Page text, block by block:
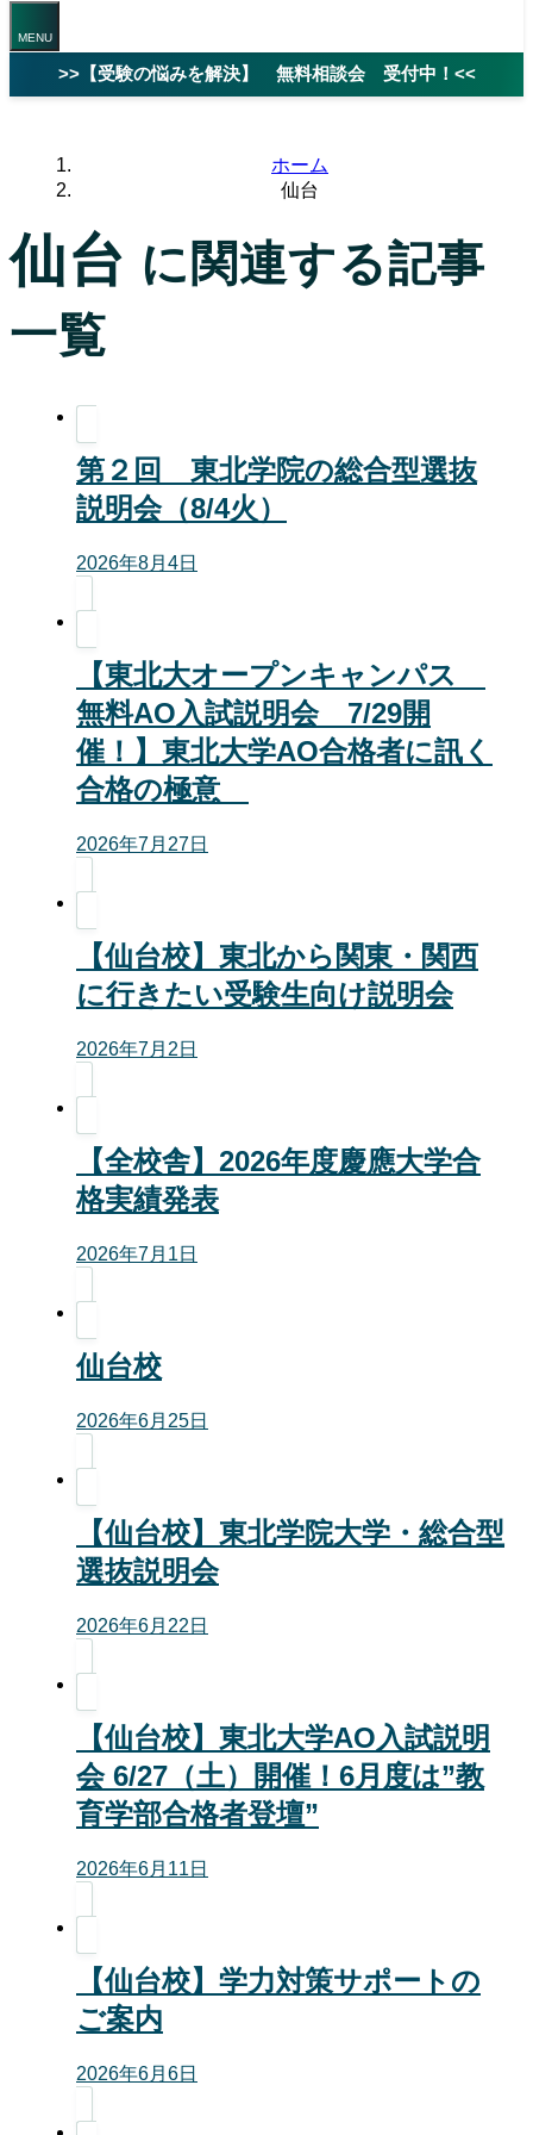
>>【受験の悩みを解決】 無料相談会 受付中！<<
ホーム
仙台
仙台 に関連する記事
一覧
第２回 東北学院の総合型選抜
説明会（8/4火）
2026年8月4日
【東北大オープンキャンパス
無料AO入試説明会 7/29開
催！】東北大学AO合格者に訊く
合格の極意
2026年7月27日
【仙台校】東北から関東・関西
に行きたい受験生向け説明会
2026年7月2日
【全校舎】2026年度慶應大学合
格実績発表
2026年7月1日
仙台校
2026年6月25日
【仙台校】東北学院大学・総合型
選抜説明会
2026年6月22日
【仙台校】東北大学AO入試説明
会 6/27（土）開催！6月度は”教
育学部合格者登壇”
2026年6月11日
【仙台校】学力対策サポートの
ご案内
2026年6月6日